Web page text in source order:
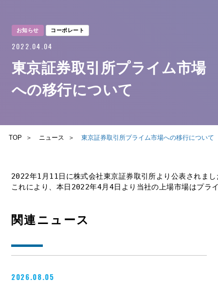
企業情報
ニュース
サステナビリティ
IR（投資家情報）
お問い合わせ
お知らせ コーポレート
2022.04.04
東京証券取引所プライム市場
への移行について
TOP ニュース 東京証券取引所プライム市場への移行について
2022年1月11日に株式会社東京証券取引所より公表されま
これにより、本日2022年4月4日より当社の上場市場はプラ
関連ニュース
2026.08.05